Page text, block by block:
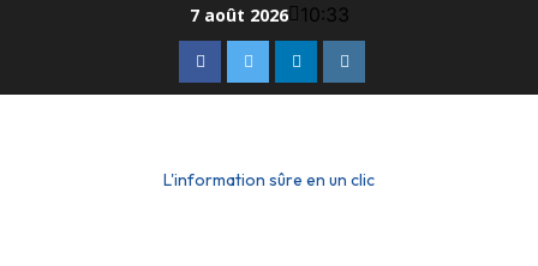
7 août 2026 10:33
L'information sûre en un clic